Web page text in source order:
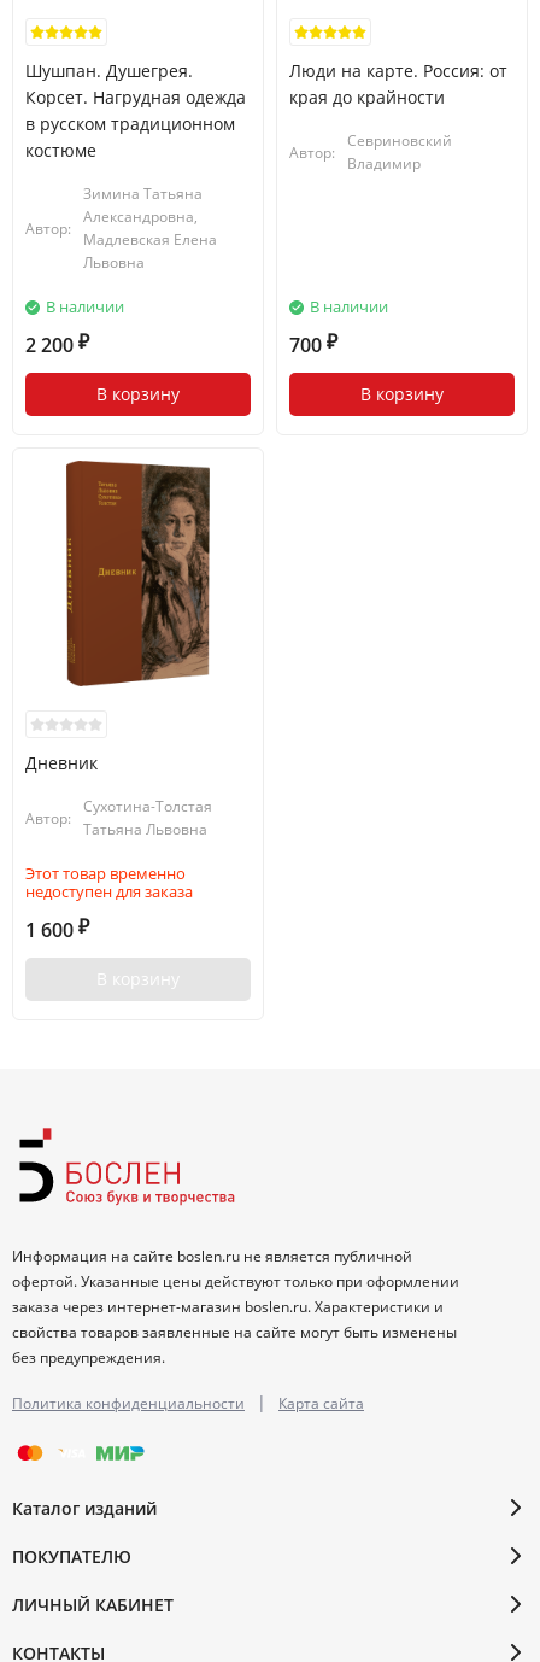
Шушпан. Душегрея.
Корсет. Нагрудная одежда
в русском традиционном
костюме
Автор:
Зимина Татьяна
Александровна,
Мадлевская Елена
Львовна
В наличии
2 200 ₽
В корзину
Люди на карте. Россия: от
края до крайности
Автор:
Севриновский
Владимир
В наличии
700 ₽
В корзину
Дневник
Автор:
Сухотина-Толстая
Татьяна Львовна
Этот товар временно
недоступен для заказа
1 600 ₽
В корзину
Информация на сайте boslen.ru не является публичной
офертой. Указанные цены действуют только при оформлении
заказа через интернет-магазин boslen.ru. Характеристики и
свойства товаров заявленные на сайте могут быть изменены
без предупреждения.
Политика конфиденциальности | Карта сайта
Каталог изданий
ПОКУПАТЕЛЮ
ЛИЧНЫЙ КАБИНЕТ
КОНТАКТЫ